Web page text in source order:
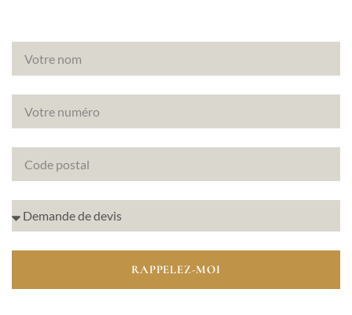
RAPPELEZ-MOI